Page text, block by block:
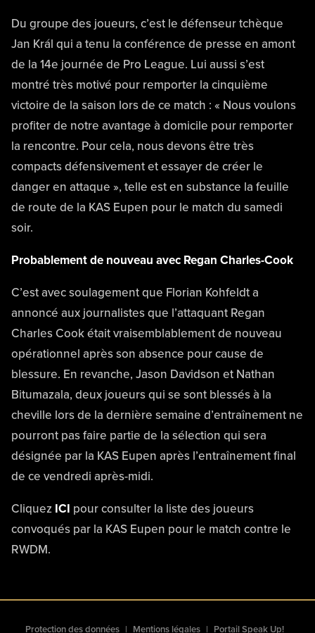
Du groupe des joueurs, c’est le défenseur tchèque
Jan Král qui a tenu la conférence de presse en amont
de la 14e journée de Pro League. Lui aussi s’est
montré très motivé pour remporter la cinquième
victoire de la saison lors de ce match : « Nous voulons
profiter de notre avantage à domicile pour remporter
la rencontre. Pour cela, nous devons être très
compacts défensivement et essayer de créer le
danger en attaque », telle est en substance la feuille
de route de la KAS Eupen pour le match du samedi
soir.
Probablement de nouveau avec Regan Charles-Cook
C’est avec soulagement que Florian Kohfeldt a
annoncé aux journalistes que l’attaquant Regan
Charles Cook était vraisemblablement de nouveau
opérationnel après son absence pour cause de
blessure. En revanche, Jason Davidson et Nathan
Bitumazala, deux joueurs qui se sont blessés à la
cheville lors de la dernière semaine d’entraînement ne
pourront pas faire partie de la sélection qui sera
désignée par la KAS Eupen après l’entraînement final
de ce vendredi après-midi.
Cliquez ICI pour consulter la liste des joueurs
convoqués par la KAS Eupen pour le match contre le
RWDM.
Protection des données Mentions légales Portail Speak Up!